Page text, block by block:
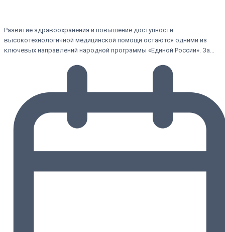
Развитие здравоохранения и повышение доступности
высокотехнологичной медицинской помощи остаются одними из
ключевых направлений народной программы «Единой России». За…